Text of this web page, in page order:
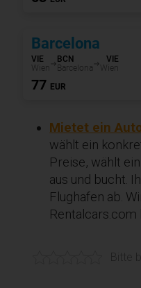
Mietet ein
wählt ein
Preise, wählt
aus und bucht.
Flughafen ab.
Rentalcars.com